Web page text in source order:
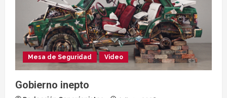
Mesa de Seguridad Video
Gobierno inepto